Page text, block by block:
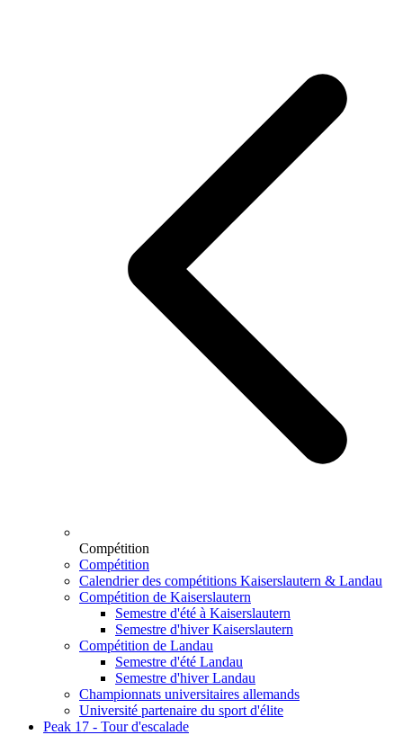
Compétition
Compétition
Calendrier des compétitions Kaiserslautern & Landau
Compétition de Kaiserslautern
Semestre d'été à Kaiserslautern
Semestre d'hiver Kaiserslautern
Compétition de Landau
Semestre d'été Landau
Semestre d'hiver Landau
Championnats universitaires allemands
Université partenaire du sport d'élite
Peak 17 - Tour d'escalade